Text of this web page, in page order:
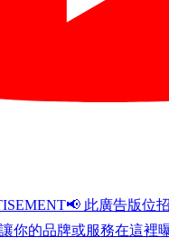
📢 此廣告版位
你的品牌或服務在這裡